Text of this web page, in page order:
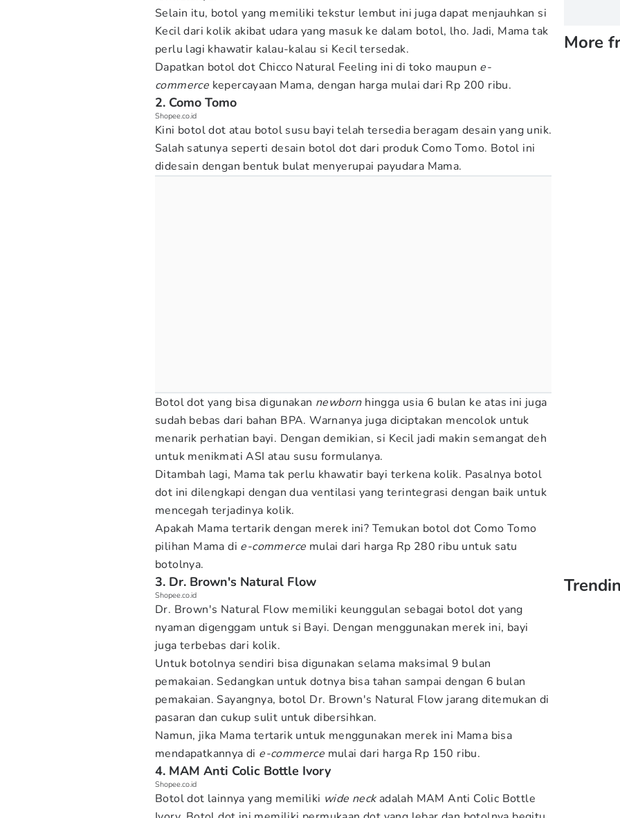
Selain itu, botol yang memiliki tekstur lembut ini juga dapat menjauhkan si
Kecil dari kolik akibat udara yang masuk ke dalam botol, lho. Jadi, Mama tak
perlu lagi khawatir kalau-kalau si Kecil tersedak.
Dapatkan botol dot Chicco Natural Feeling ini di toko maupun e-
commerce kepercayaan Mama, dengan harga mulai dari Rp 200 ribu.
2. Como Tomo
Shopee.co.id
Kini botol dot atau botol susu bayi telah tersedia beragam desain yang unik.
Salah satunya seperti desain botol dot dari produk Como Tomo. Botol ini
didesain dengan bentuk bulat menyerupai payudara Mama.
Botol dot yang bisa digunakan newborn hingga usia 6 bulan ke atas ini juga
sudah bebas dari bahan BPA. Warnanya juga diciptakan mencolok untuk
menarik perhatian bayi. Dengan demikian, si Kecil jadi makin semangat deh
untuk menikmati ASI atau susu formulanya.
Ditambah lagi, Mama tak perlu khawatir bayi terkena kolik. Pasalnya botol
dot ini dilengkapi dengan dua ventilasi yang terintegrasi dengan baik untuk
mencegah terjadinya kolik.
Apakah Mama tertarik dengan merek ini? Temukan botol dot Como Tomo
pilihan Mama di e-commerce mulai dari harga Rp 280 ribu untuk satu
botolnya.
3. Dr. Brown's Natural Flow
Shopee.co.id
Dr. Brown's Natural Flow memiliki keunggulan sebagai botol dot yang
nyaman digenggam untuk si Bayi. Dengan menggunakan merek ini, bayi
juga terbebas dari kolik.
Untuk botolnya sendiri bisa digunakan selama maksimal 9 bulan
pemakaian. Sedangkan untuk dotnya bisa tahan sampai dengan 6 bulan
pemakaian. Sayangnya, botol Dr. Brown's Natural Flow jarang ditemukan di
pasaran dan cukup sulit untuk dibersihkan.
Namun, jika Mama tertarik untuk menggunakan merek ini Mama bisa
mendapatkannya di e-commerce mulai dari harga Rp 150 ribu.
4. MAM Anti Colic Bottle Ivory
Shopee.co.id
Botol dot lainnya yang memiliki wide neckadalah MAM Anti Colic Bottle
More